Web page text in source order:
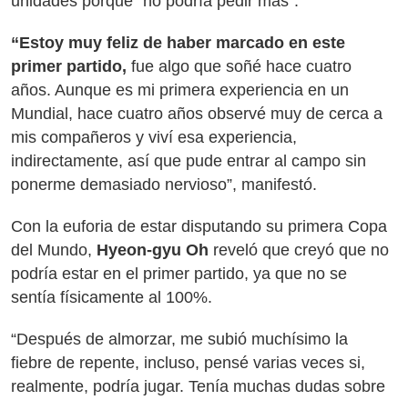
“Estoy muy feliz de haber marcado en este
primer partido, fue algo que soñé hace cuatro
años. Aunque es mi primera experiencia en un
Mundial, hace cuatro años observé muy de cerca a
mis compañeros y viví esa experiencia,
indirectamente, así que pude entrar al campo sin
ponerme demasiado nervioso”, manifestó.
Con la euforia de estar disputando su primera Copa
del Mundo, Hyeon-gyu Oh reveló que creyó que no
podría estar en el primer partido, ya que no se
sentía físicamente al 100%.
“Después de almorzar, me subió muchísimo la
fiebre de repente, incluso, pensé varias veces si,
realmente, podría jugar. Tenía muchas dudas sobre